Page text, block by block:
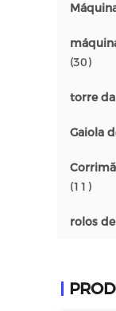
(30)
torre
Gaiola
(11)
rolos